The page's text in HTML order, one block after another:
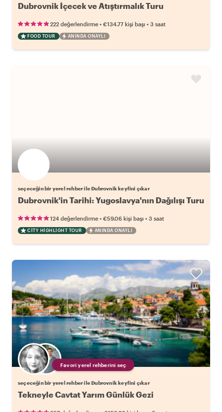
Dubrovnik İçecek ve Atıştırmalık Turu
222 değerlendirme • €134.77 kişi başı • 3 saat
FOOD TOUR ANINDA ONAYLI
seçeceğin bir yerel rehber ile Dubrovnik keyfini çıkar
Dubrovnik'in Tarihi: Yugoslavya'nın Dağılışı Turu
124 değerlendirme • €59.06 kişi başı • 3 saat
CITY HIGHLIGHT TOUR ANINDA ONAYLI
Favori yerel rehberini seç
seçeceğin bir yerel rehber ile Dubrovnik keyfini çıkar
Tekneyle Cavtat Yarım Günlük Gezi